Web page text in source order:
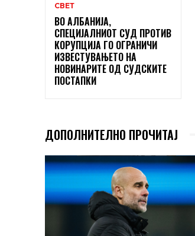
СВЕТ
ВО АЛБАНИЈА,
СПЕЦИЈАЛНИОТ СУД ПРОТИВ
КОРУПЦИЈА ГО ОГРАНИЧИ
ИЗВЕСТУВАЊЕТО НА
НОВИНАРИТЕ ОД СУДСКИТЕ
ПОСТАПКИ
ДОПОЛНИТЕЛНО ПРОЧИТАЈ